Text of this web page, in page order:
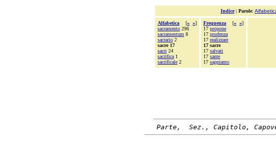
Indice| Parole:
Alfabetica [« »]
sacramento 296
sacramentum 8
sacrario 2
sacre 17
sacri 24
sacrifica 1
sacrificale 2
Frequenza [« »]
17 propone
17 prudenza
17 realizzare
17 sacre
17 salvati
17 sante
17 sappiamo
Parte,  Sez., Capitolo,